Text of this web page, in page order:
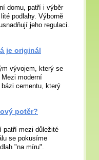
domu, patří i výběr
podlahy. Výborně
jeho regulaci.
je originál
vývojem, který se
moderní
cementu, který
potěr?
patří mezi důležité
se pokusíme
"na míru".